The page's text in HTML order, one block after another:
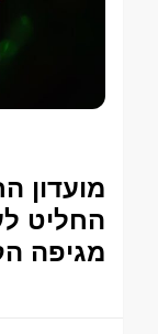
מועדון
החליט
מגיפה